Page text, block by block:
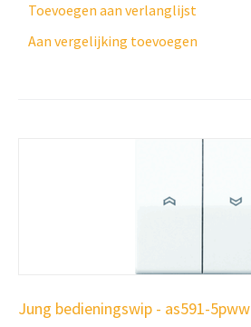
Toevoegen aan verlanglijst
Aan vergelijking toevoegen
Jung bedieningswip - as591-5pww